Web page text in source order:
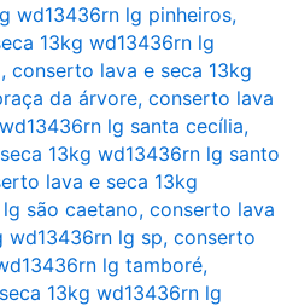
wd13436rn lg pinheiros,
13kg wd13436rn lg
, conserto lava e seca 13kg
da árvore, conserto lava
lg santa cecília,
13kg wd13436rn lg santo
lava e seca 13kg
são caetano, conserto lava
wd13436rn lg sp, conserto
lg tamboré,
13kg wd13436rn lg